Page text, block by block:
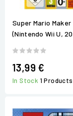
Super Mario Maker
(Nintendo Wii U,
13,99 €
In Stock 1 Products